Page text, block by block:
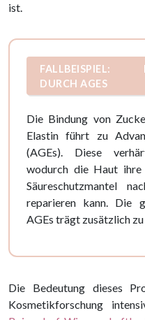
ist.
FALLBEISPIEL:
DURCH AGES
Die Bindung von
Elastin führt zu
(AGEs). Diese
wodurch die Haut
Säureschutzmantel
reparieren kann. Die
AGEs trägt zusätzlich
Die Bedeutung dieses
Kosmetikforschung